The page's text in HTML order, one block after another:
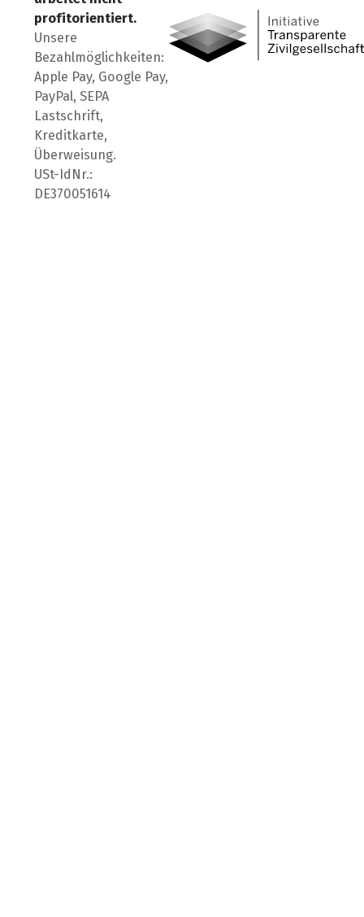
profitorientiert.
Unsere
Bezahlmöglichkeiten:
Apple Pay, Google Pay,
PayPal, SEPA
Lastschrift,
Kreditkarte,
Überweisung.
USt-IdNr.:
DE370051614